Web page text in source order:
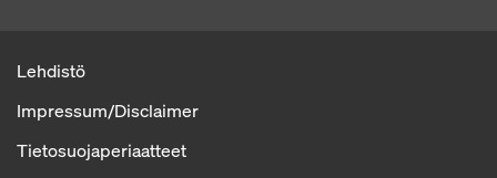
Lehdistö
Impressum/Disclaimer
Tietosuojaperiaatteet